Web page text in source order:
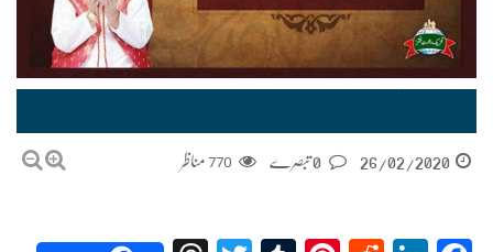
26/02/2020
770 مناظر